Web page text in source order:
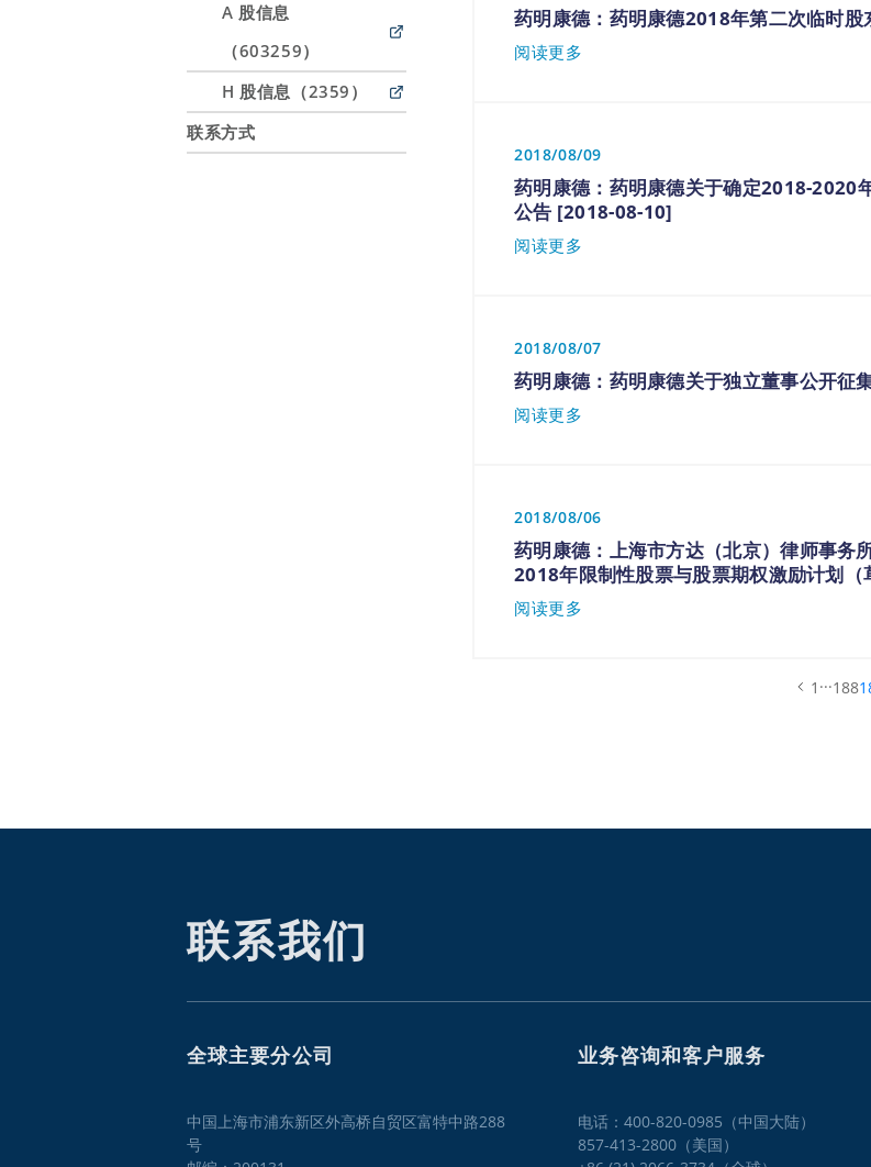
A 股信息
（603259）
H 股信息（2359）
联系方式
药明康德：药明康德2018年第二次临时
阅读更多
2018/08/09
药明康德：药明康德关于确定2018-2020
公告 [2018-08-10]
阅读更多
2018/08/07
药明康德：药明康德关于独立董事公开征
阅读更多
2018/08/06
药明康德：上海市方达（北京）律师事务
2018年限制性股票与股票期权激励计划
阅读更多
1 ...188
联系我们
全球主要分公司
中国上海市浦东新区外高桥自贸区富特中路288
号
业务咨询和客户服务
电话：400-820-0985（中国大陆）
857-413-2800（美国）